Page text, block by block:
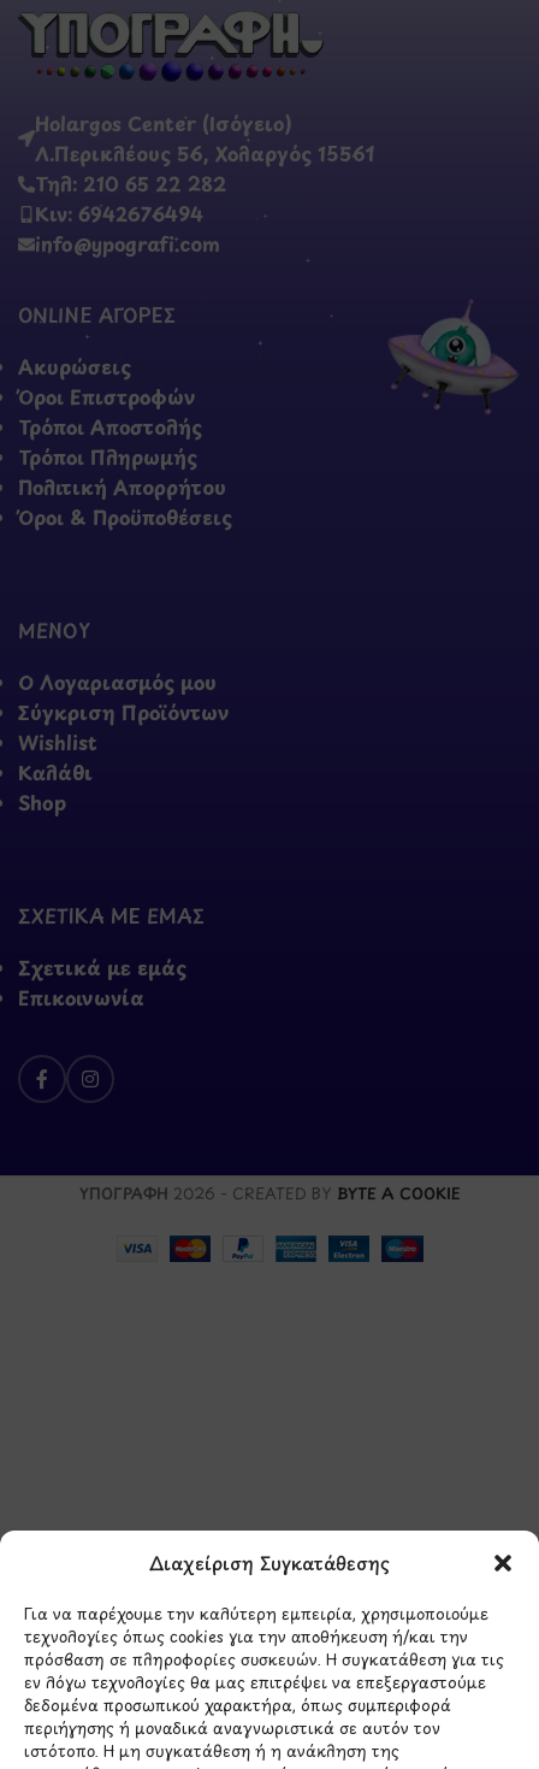
Διαχείριση Συγκατάθεσης
Για να παρέχουμε την καλύτερη εμπειρία, χρησιμοποιούμε
τεχνολογίες όπως cookies για την αποθήκευση ή/και την
πρόσβαση σε πληροφορίες συσκευών. Η συγκατάθεση για τις
εν λόγω τεχνολογίες θα μας επιτρέψει να επεξεργαστούμε
δεδομένα προσωπικού χαρακτήρα, όπως συμπεριφορά
περιήγησης ή μοναδικά αναγνωριστικά σε αυτόν τον
ιστότοπο. Η μη συγκατάθεση ή η ανάκληση της
Holargos Center (Ισόγειο)
Λ.Περικλέους 56, Χολαργός 15561
Τηλ: 210 65 22 282
Κιν: 6942676494
info@ypografi.com
ONLINE ΑΓΟΡΕΣ
Ακυρώσεις
Όροι Επιστροφών
Τρόποι Αποστολής
Τρόποι Πληρωμής
Πολιτική Απορρήτου
Όροι & Προϋποθέσεις
ΜΕΝΟΥ
Ο Λογαριασμός μου
Σύγκριση Προϊόντων
Wishlist
Καλάθι
Shop
ΣΧΕΤΙΚΑ ΜΕ ΕΜΑΣ
Σχετικά με εμάς
Επικοινωνία
ΥΠΟΓΡΑΦΗ 2026 - CREATED BY BYTE A COOKIE
Έχω διαβάσει και συμφωνώ με την
Πολιτική Απορρήτου